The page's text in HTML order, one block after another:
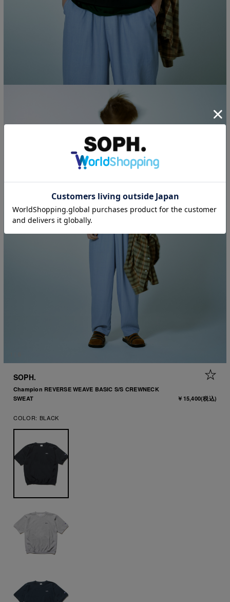
SOPH.
Champion REVERSE WEAVE BASIC S/S CREWNECK
SWEAT
￥15,400(税込)
COLOR: BLACK